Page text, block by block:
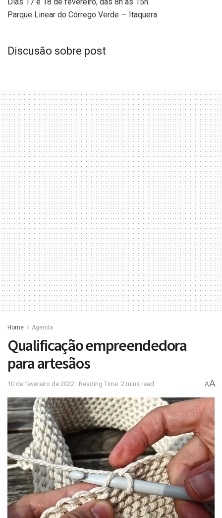
Parque Linear do Córrego Verde — Itaquera
Discusão sobre post
Home Agenda
Qualificação empreendedora
para artesãos
10 de fevereiro de 2022 Reading Time: 2 mins read AA